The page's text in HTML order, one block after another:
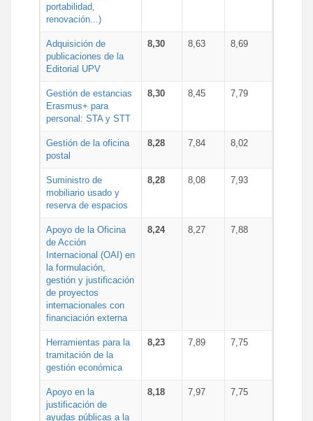
portabilidad,
renovación...)
Adquisición de
publicaciones de la
Editorial UPV
8,30 8,63 8,69
Gestión de estancias
Erasmus+ para
personal: STA y STT
8,30 8,45 7,79
Gestión de la oficina
postal
8,28 7,84 8,02
Suministro de
mobiliario usado y
reserva de espacios
8,28 8,08 7,93
Apoyo de la Oficina
de Acción
Internacional (OAI) en
la formulación,
gestión y justificación
de proyectos
internacionales con
financiación externa
8,24 8,27 7,88
Herramientas para la
tramitación de la
gestión económica
8,23 7,89 7,75
Apoyo en la
justificación de
ayudas públicas a la
8,18 7,97 7,75